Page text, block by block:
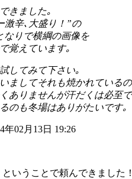
きました｡
激辛､大盛り！”の
なりで横綱の画像を
覚えています｡
してみて下さい｡
ましてそれも焼かれている
ありませんが汗だくは必至
のも冬場はありがたいです｡
年02月13日 19:26
いうことで頼んできました